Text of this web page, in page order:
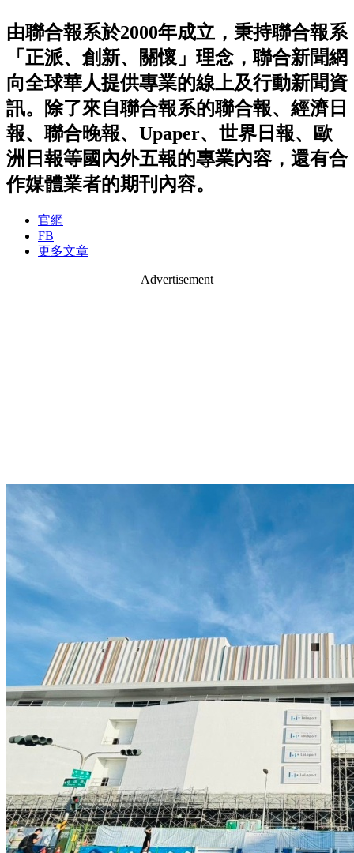
由聯合報系於2000年成立，秉持聯合報系
「正派、創新、關懷」理念，聯合新聞網
向全球華人提供專業的線上及行動新聞資
訊。除了來自聯合報系的聯合報、經濟日
報、聯合晚報、Upaper、世界日報、歐
洲日報等國內外五報的專業內容，還有合
作媒體業者的期刊內容。
官網
FB
更多文章
Advertisement